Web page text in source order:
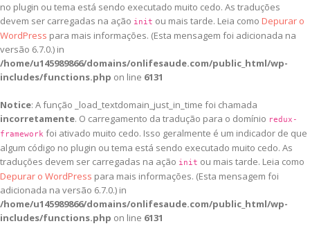
no plugin ou tema está sendo executado muito cedo. As traduções
devem ser carregadas na ação init ou mais tarde. Leia como Depurar o
WordPress para mais informações. (Esta mensagem foi adicionada na
versão 6.7.0.) in
/home/u145989866/domains/onlifesaude.com/public_html/wp-
includes/functions.php on line 6131
Notice: A função _load_textdomain_just_in_time foi chamada
incorretamente. O carregamento da tradução para o domínio redux-
framework foi ativado muito cedo. Isso geralmente é um indicador de que
algum código no plugin ou tema está sendo executado muito cedo. As
traduções devem ser carregadas na ação init ou mais tarde. Leia como
Depurar o WordPress para mais informações. (Esta mensagem foi
adicionada na versão 6.7.0.) in
/home/u145989866/domains/onlifesaude.com/public_html/wp-
includes/functions.php on line 6131